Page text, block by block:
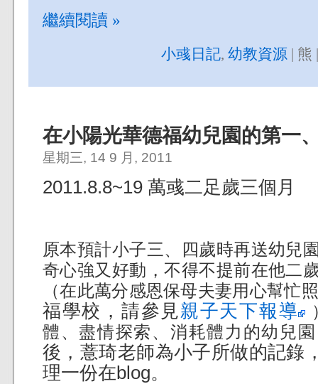
繼續閱讀 »
小彧日記, 幼教資源| 熊
在小陽光華德福幼兒園的第一
星期三, 14 9 月, 2011
2011.8.8~19 萬彧二足歲三個月
原本預計小子三、四歲時再送幼兒
奇心強又好動，不得不提前在他二
（在此萬分感恩保母夫妻用心幫忙
福學校，請參見親子天下報導
體、盡情探索、消耗體力的幼兒園
後，薏琦老師為小子所做的記錄
理一份在blog。